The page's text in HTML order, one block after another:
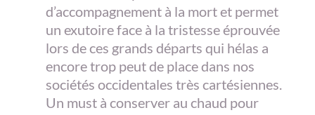
d’accompagnement à la mort et permet
un exutoire face à la tristesse éprouvée
lors de ces grands départs qui hélas a
encore trop peut de place dans nos
sociétés occidentales très cartésiennes.
Un must à conserver au chaud pour